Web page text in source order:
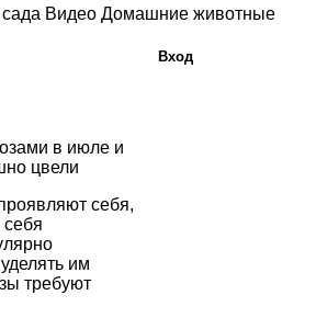
Видео Домашние животные
в июле и
цвели
себя,
себя
им
требуют
Вход